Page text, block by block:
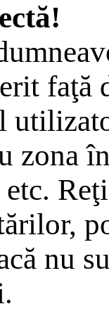
faţă
zona
nu